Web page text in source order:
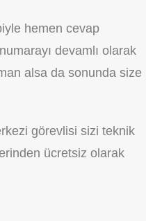
hemen cevap
devamlı olarak
alsa da sonunda size
görevlisi sizi teknik
ücretsiz olarak